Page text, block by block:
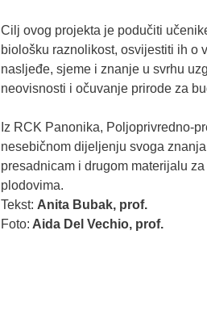
Cilj ovog projekta je podučiti
biološku raznolikost, osvijestiti ih o
nasljeđe, sjeme i znanje u svrhu
neovisnosti i očuvanje prirode za
Iz RCK Panonika, Poljoprivredno-
nesebičnom dijeljenju svoga
presadnicam i drugom materijalu
plodovima.
Tekst: Anita Bubak, prof.
Foto: Aida Del Vechio, prof.